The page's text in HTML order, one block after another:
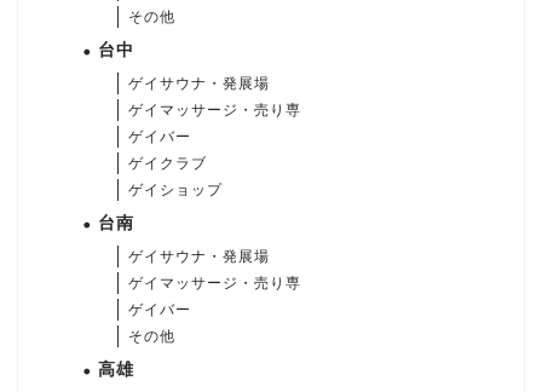
その他
台中
ゲイサウナ・発展場
ゲイマッサージ・売り専
ゲイバー
ゲイクラブ
ゲイショップ
台南
ゲイサウナ・発展場
ゲイマッサージ・売り専
ゲイバー
その他
高雄